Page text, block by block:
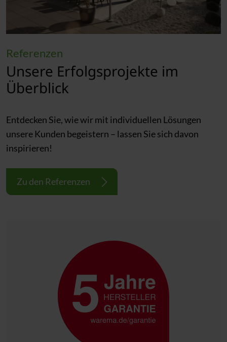
Referenzen
Unsere Erfolgsprojekte im
Überblick
Entdecken Sie, wie wir mit individuellen Lösungen
unsere Kunden begeistern – lassen Sie sich davon
inspirieren!
Zu den Referenzen